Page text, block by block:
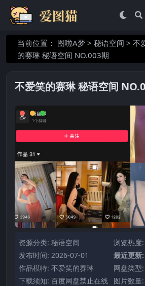
当前位置： 图啦A梦 > 秘语空间 > 不
的赛琳 秘语空间 NO.003期
不爱笑的赛琳 秘语空间
资源分类: 秘语空间
浏览热度
发布时间: 2026-07-01
最近更新:
作品模特: 不爱笑的赛琳
网盘类型
下载须知: 百度网盘禁止在线
图片数量